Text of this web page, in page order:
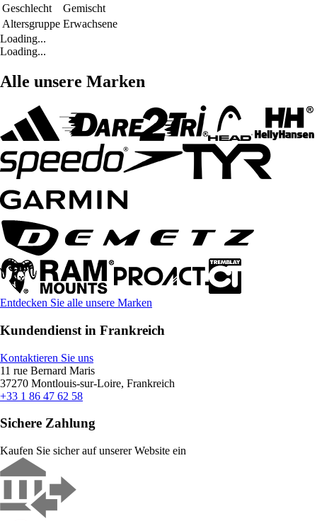
Geschlecht
Gemischt
Altersgruppe Erwachsene
Loading...
Loading...
Alle unsere Marken
Entdecken Sie alle unsere Marken
Kundendienst in Frankreich
Kontaktieren Sie uns
11 rue Bernard Maris
37270 Montlouis-sur-Loire, Frankreich
+33 1 86 47 62 58
Sichere Zahlung
Kaufen Sie sicher auf unserer Website ein